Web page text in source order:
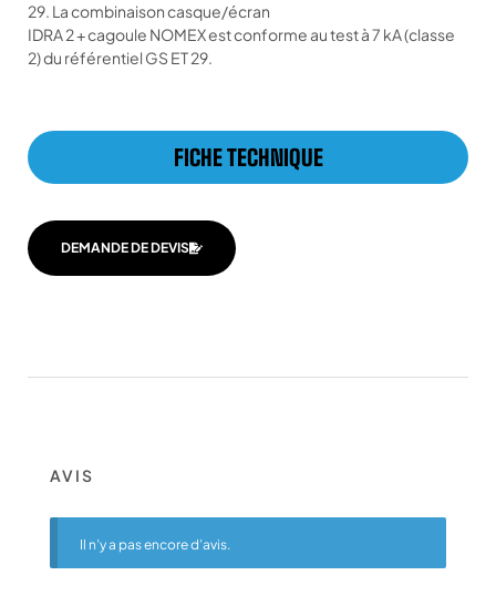
29. La combinaison casque/écran
IDRA 2 + cagoule NOMEX est conforme au test à 7 kA (classe
2) du référentiel GS ET 29.
FICHE TECHNIQUE
DEMANDE DE DEVIS
AVIS
Il n’y a pas encore d’avis.